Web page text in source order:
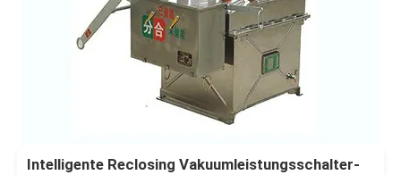
Intelligente Reclosing Vakuumleistungsschalter-